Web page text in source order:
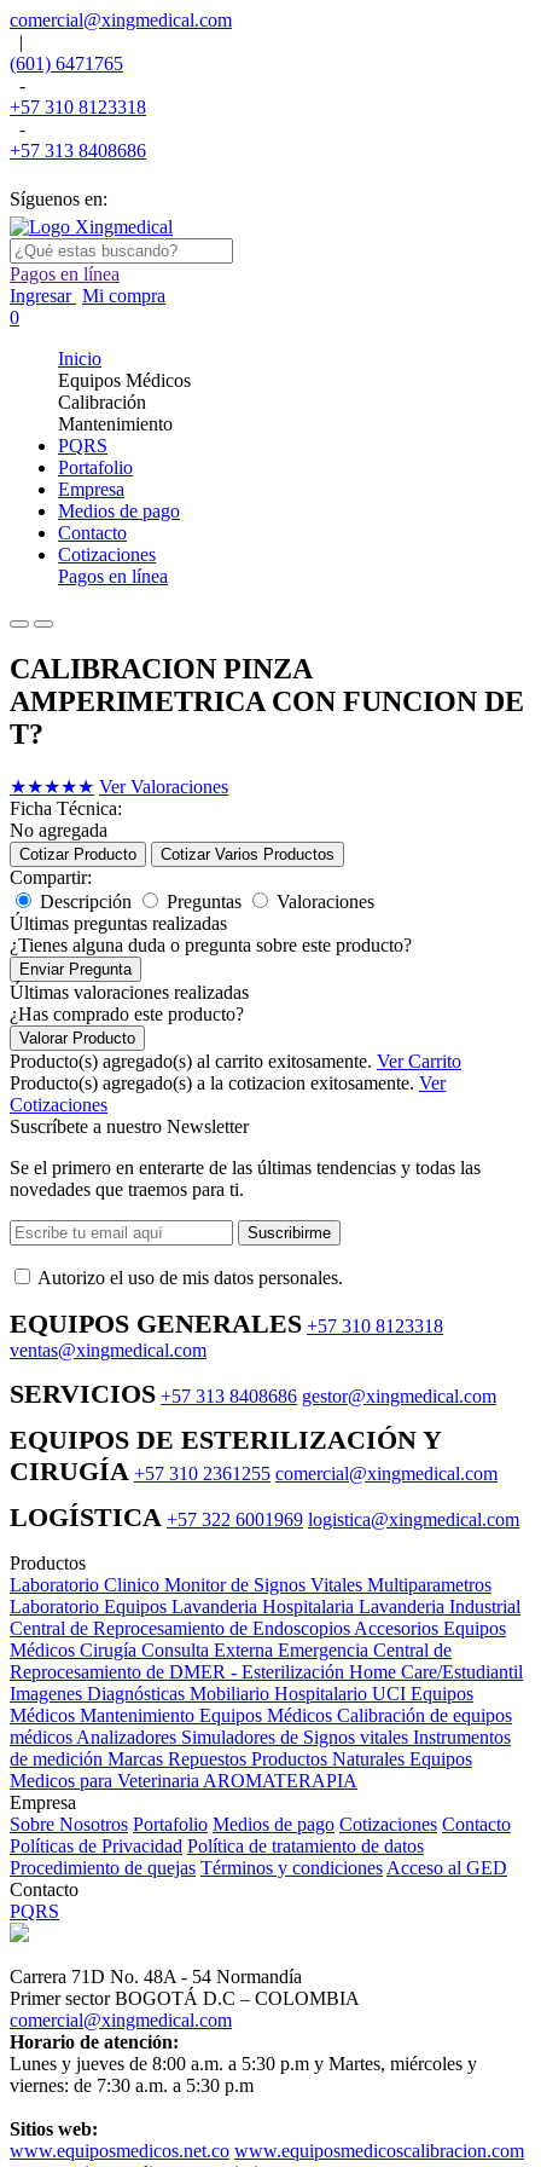
comercial@xingmedical.com
|
(601) 6471765
-
+57 310 8123318
-
+57 313 8408686
Síguenos en:
Pagos en línea
Ingresar Mi compra
0
Inicio
Equipos Médicos
Calibración
Mantenimiento
PQRS
Portafolio
Empresa
Medios de pago
Contacto
Cotizaciones
Pagos en línea
CALIBRACION PINZA
AMPERIMETRICA CON FUNCION DE
T?
★★★★★ Ver Valoraciones
Ficha Técnica:
No agregada
Cotizar Producto Cotizar Varios Productos
Compartir:
Descripción
Preguntas
Valoraciones
Últimas preguntas realizadas
¿Tienes alguna duda o pregunta sobre este producto?
Enviar Pregunta
Últimas valoraciones realizadas
¿Has comprado este producto?
Valorar Producto
Producto(s) agregado(s) al carrito exitosamente. Ver Carrito
Producto(s) agregado(s) a la cotizacion exitosamente. Ver
Cotizaciones
Suscríbete a nuestro Newsletter
Se el primero en enterarte de las últimas tendencias y todas las
novedades que traemos para ti.
Suscribirme
Autorizo ​​el uso de mis datos personales.
EQUIPOS GENERALES +57 310 8123318
ventas@xingmedical.com
SERVICIOS +57 313 8408686 gestor@xingmedical.com
EQUIPOS DE ESTERILIZACIÓN Y
CIRUGÍA +57 310 2361255 comercial@xingmedical.com
LOGÍSTICA +57 322 6001969 logistica@xingmedical.com
Productos
Laboratorio Clinico Monitor de Signos Vitales Multiparametros
Laboratorio Equipos Lavanderia Hospitalaria Lavanderia Industrial
Central de Reprocesamiento de Endoscopios Accesorios Equipos
Médicos Cirugía Consulta Externa Emergencia Central de
Reprocesamiento de DMER - Esterilización Home Care/Estudiantil
Imagenes Diagnósticas Mobiliario Hospitalario UCI Equipos
Médicos Mantenimiento Equipos Médicos Calibración de equipos
médicos Analizadores Simuladores de Signos vitales Instrumentos
de medición Marcas Repuestos Productos Naturales Equipos
Medicos para Veterinaria AROMATERAPIA
Empresa
Sobre Nosotros Portafolio Medios de pago Cotizaciones Contacto
Políticas de Privacidad Política de tratamiento de datos
Procedimiento de quejas Términos y condiciones Acceso al GED
Contacto
PQRS
Carrera 71D No. 48A - 54 Normandía
Primer sector BOGOTÁ D.C – COLOMBIA
comercial@xingmedical.com
Horario de atención:
Lunes y jueves de 8:00 a.m. a 5:30 p.m y Martes, miércoles y
viernes: de 7:30 a.m. a 5:30 p.m
Sitios web:
www.equiposmedicos.net.co www.equiposmedicoscalibracion.com